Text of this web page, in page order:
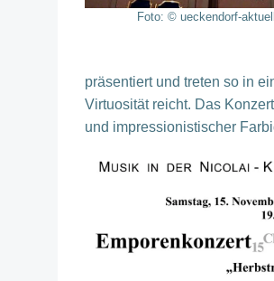
Foto: © ueckendorf-
präsentiert und treten so in
Virtuosität reicht. Das
und impressionistischer